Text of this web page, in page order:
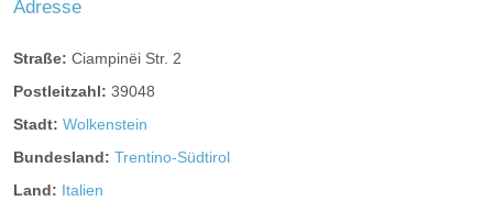
Adresse
Straße: Ciampinëi Str. 2
Postleitzahl: 39048
Stadt: Wolkenstein
Bundesland: Trentino-Südtirol
Land: Italien